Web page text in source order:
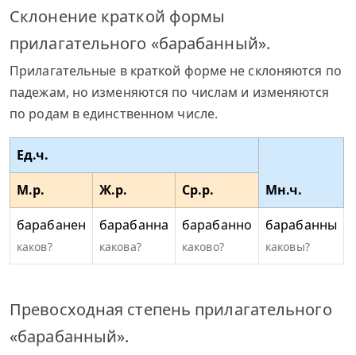
Склонение краткой формы
прилагательного «барабанный».
Прилагательные в краткой форме не склоняются по
падежам, но изменяются по числам и изменяются
по родам в единственном числе.
Ед.ч.
Мн.ч.
М.р. Ж.р.
Ср.р.
барабанен
каков?
барабанна
какова?
барабанно
каково?
барабанны
каковы?
Превосходная степень прилагательного
«барабанный».